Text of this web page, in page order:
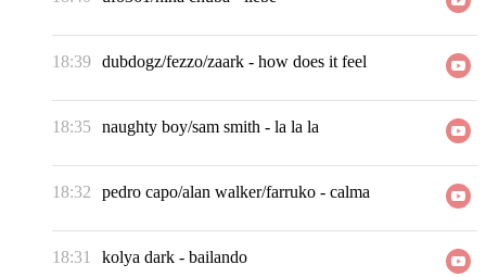
18:39 dubdogz/fezzo/zaark - how does it feel
18:35 naughty boy/sam smith - la la la
18:32 pedro capo/alan walker/farruko - calma
18:31 kolya dark - bailando